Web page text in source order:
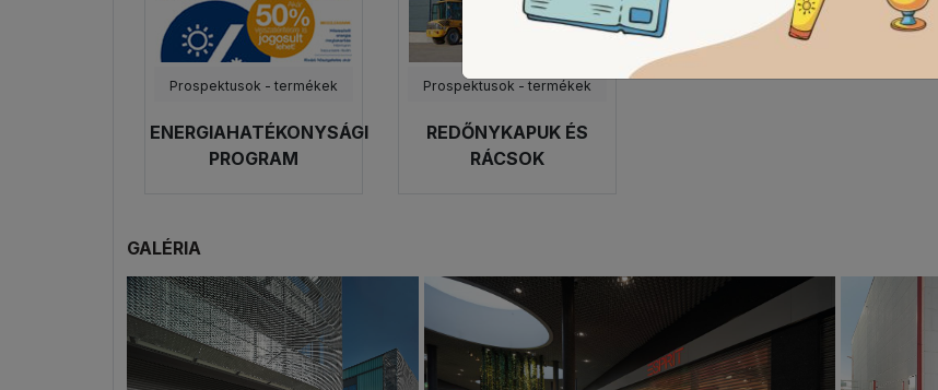
Prospektusok - termékek
ENERGIAHATÉKONYSÁGI
PROGRAM
Prospektusok - termékek
REDŐNYKAPUK ÉS
RÁCSOK
GALÉRIA